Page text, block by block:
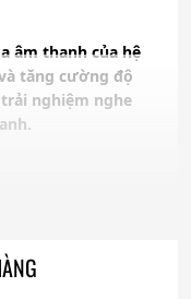
âm thanh của hệ
tăng cường độ
nghiệm nghe